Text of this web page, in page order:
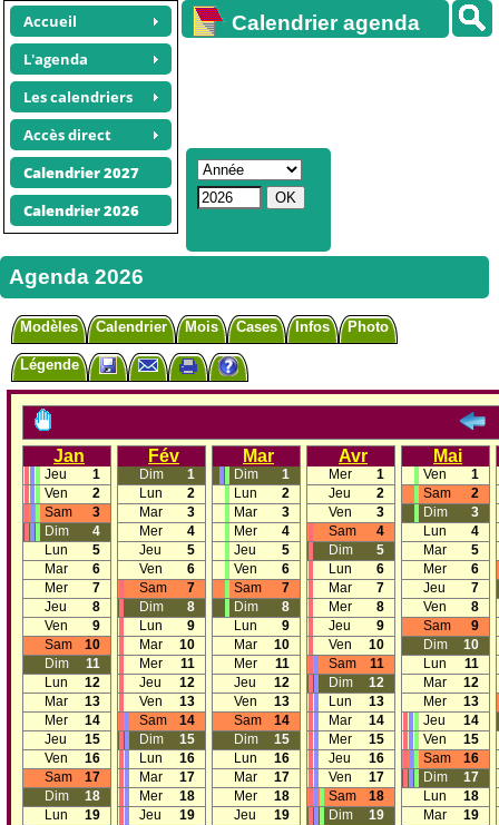
Accueil
L'agenda
Les calendriers
Accès direct
Calendrier 2027
Calendrier 2026
Calendrier agenda
Agenda 2026
Modèles Calendrier Mois Cases Infos Photo
Légende
Jan
Jeu
1
Ven
2
Sam
3
Dim
4
Lun
5
Mar
6
Mer
7
Jeu
8
Ven
9
Sam
10
Dim
11
Lun
12
Mar
13
Mer
14
Jeu
15
Ven
16
Sam
17
Dim
18
Lun
19
Fév
Dim
1
Lun
2
Mar
3
Mer
4
Jeu
5
Ven
6
Sam
7
Dim
8
Lun
9
Mar
10
Mer
11
Jeu
12
Ven
13
Sam
14
Dim
15
Lun
16
Mar
17
Mer
18
Jeu
19
Mar
Dim
1
Lun
2
Mar
3
Mer
4
Jeu
5
Ven
6
Sam
7
Dim
8
Lun
9
Mar
10
Mer
11
Jeu
12
Ven
13
Sam
14
Dim
15
Lun
16
Mar
17
Mer
18
Jeu
19
Avr
Mer
1
Jeu
2
Ven
3
Sam
4
Dim
5
Lun
6
Mar
7
Mer
8
Jeu
9
Ven
10
Sam
11
Dim
12
Lun
13
Mar
14
Mer
15
Jeu
16
Ven
17
Sam
18
Dim
19
Mai
Ven
1
Sam
2
Dim
3
Lun
4
Mar
5
Mer
6
Jeu
7
Ven
8
Sam
9
Dim
10
Lun
11
Mar
12
Mer
13
Jeu
14
Ven
15
Sam
16
Dim
17
Lun
18
Mar
19